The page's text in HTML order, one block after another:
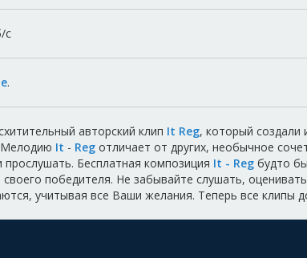
с
.
авторский клип It Reg, который
Мелодию It - Reg отличает от других, необычное
прослушать. Бесплатная композиция It - Reg будто
победителя. Не забывайте слушать,
учитывая все Ваши желания. Теперь все клипы